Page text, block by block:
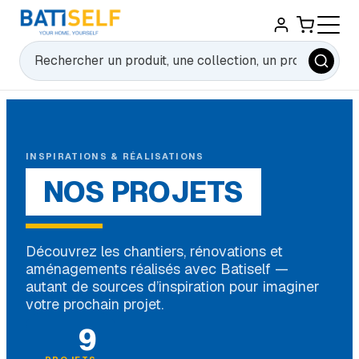
Rechercher
INSPIRATIONS & RÉALISATIONS
NOS PROJETS
Découvrez les chantiers, rénovations et
aménagements réalisés avec Batiself —
autant de sources d’inspiration pour imaginer
votre prochain projet.
9